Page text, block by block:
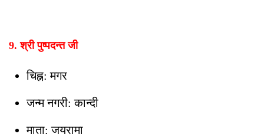
9. श्री पुष्पदन्त जी
चिह्न: मगर
जन्म नगरी: कान्दी
माता: जयरामा